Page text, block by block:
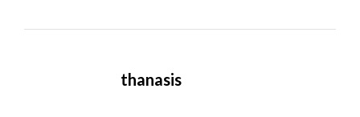
thanasis